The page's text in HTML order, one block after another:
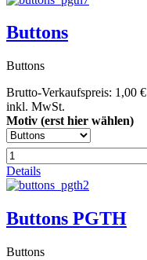
Buttons
Buttons
Brutto-Verkaufspreis: 1,00 €
inkl. MwSt.
Motiv (erst hier wählen)
Details
Buttons PGTH
Buttons